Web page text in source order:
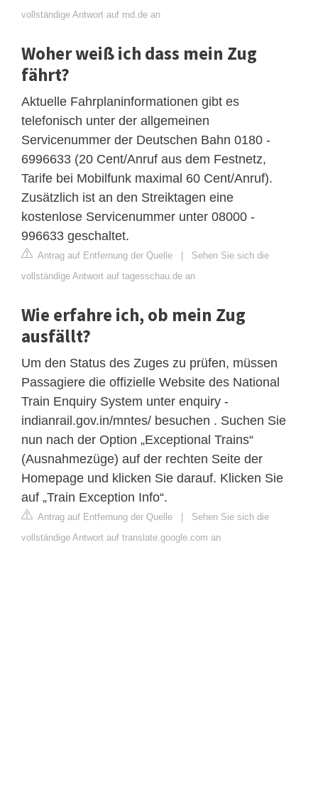
vollständige Antwort auf rnd.de an
Woher weiß ich dass mein Zug
fährt?
Aktuelle Fahrplaninformationen gibt es
telefonisch unter der allgemeinen
Servicenummer der Deutschen Bahn 0180 -
6996633 (20 Cent/Anruf aus dem Festnetz,
Tarife bei Mobilfunk maximal 60 Cent/Anruf).
Zusätzlich ist an den Streiktagen eine
kostenlose Servicenummer unter 08000 -
996633 geschaltet.
Antrag auf Entfernung der Quelle | Sehen Sie sich die
vollständige Antwort auf tagesschau.de an
Wie erfahre ich, ob mein Zug
ausfällt?
Um den Status des Zuges zu prüfen, müssen
Passagiere die offizielle Website des National
Train Enquiry System unter enquiry -
indianrail.gov.in/mntes/ besuchen . Suchen Sie
nun nach der Option „Exceptional Trains“
(Ausnahmezüge) auf der rechten Seite der
Homepage und klicken Sie darauf. Klicken Sie
auf „Train Exception Info“.
Antrag auf Entfernung der Quelle | Sehen Sie sich die
vollständige Antwort auf translate.google.com an